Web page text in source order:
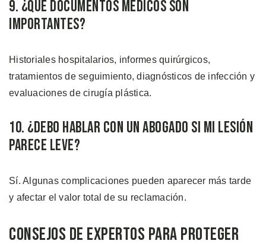
9. ¿Qué Documentos Médicos Son
Importantes?
Historiales hospitalarios, informes quirúrgicos,
tratamientos de seguimiento, diagnósticos de infección y
evaluaciones de cirugía plástica.
10. ¿Debo Hablar con un Abogado si mi Lesión
Parece Leve?
Sí. Algunas complicaciones pueden aparecer más tarde
y afectar el valor total de su reclamación.
Consejos de Expertos Para Proteger